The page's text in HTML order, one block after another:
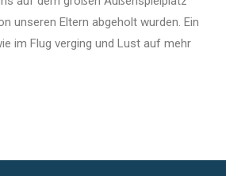
unseren Eltern abgeholt wurden. Ein
im Flug verging und Lust auf mehr